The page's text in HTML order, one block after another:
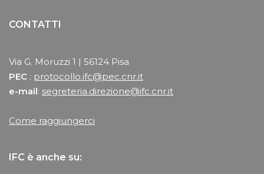
CONTATTI
Via G. Moruzzi 1 | 56124 Pisa
PEC : protocollo.ifc@pec.cnr.it
e-mail: segreteria.direzione@ifc.cnr.it
Come raggiungerci
IFC è anche su: